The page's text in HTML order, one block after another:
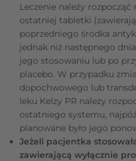
Leczenie należy
ostatniej tabletki
poprzedniego środka
jednak niż następnego
jego stosowaniu lub po
placebo. W przypadku
dopochwowego lub
leku Kelzy PR należy
ostatniego systemu,
planowane było jego
Jeżeli pacjentka
zawierającą wyłącznie